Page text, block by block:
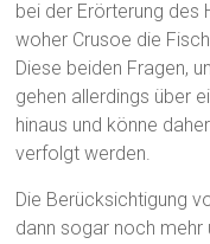
bei der Erörterung des
woher Crusoe die
Diese beiden Fragen,
gehen allerdings über
hinaus und könne
verfolgt werden.
Die Berücksichtigung
dann sogar noch